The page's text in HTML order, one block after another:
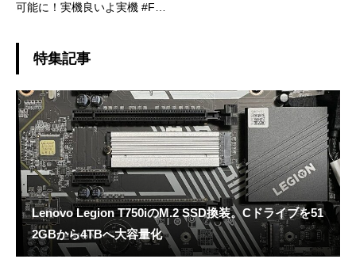
可能に！実機良いよ実機 #FxO
特集記事
Lenovo Legion T750iのM.2 SSD換装。Cドライブを51
2GBから4TBへ大容量化